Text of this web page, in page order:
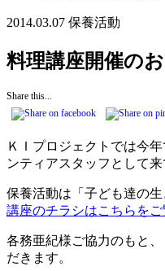
2014.03.07 保養活動
料理講座開催の
Share this...
ＫＩプロジェクトでは今
ンティアスタッフとして
保養活動は「子ども達の
講座のチラシはこちらをご
各務亜紀様ご協力のもと、
だきます。